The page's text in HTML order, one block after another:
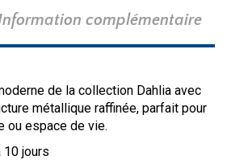
complémentaire
de la collection Dahlia avec
métallique raffinée, parfait pour
ou espace de vie.
10 jours